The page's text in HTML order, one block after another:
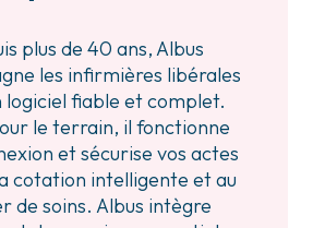
plus de 40 ans, Albus
les infirmières libérales
logiciel fiable et complet.
le terrain, il fonctionne
et sécurise vos actes
cotation intelligente et au
de soins. Albus intègre